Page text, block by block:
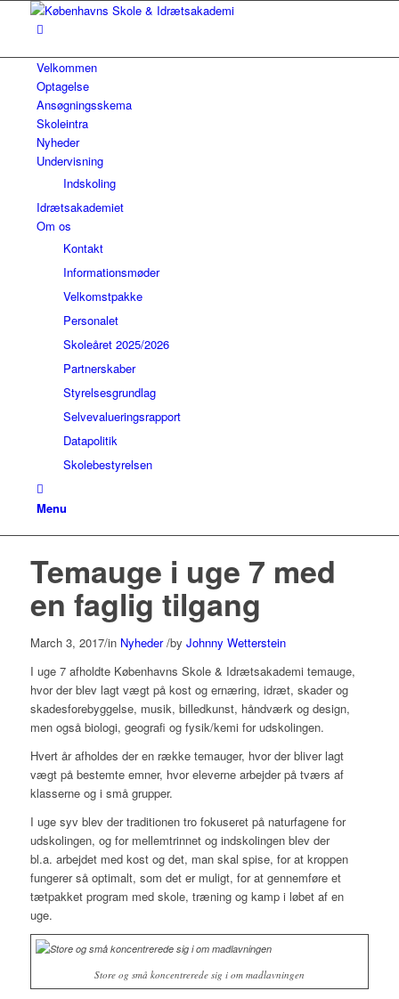
Velkommen
Optagelse
Ansøgningsskema
Skoleintra
Nyheder
Undervisning
Indskoling
Idrætsakademiet
Om os
Kontakt
Informationsmøder
Velkomstpakke
Personalet
Skoleåret 2025/2026
Partnerskaber
Styrelsesgrundlag
Selvevalueringsrapport
Datapolitik
Skolebestyrelsen
Menu
Temauge i uge 7 med
en faglig tilgang
March 3, 2017/in Nyheder /by Johnny Wetterstein
I uge 7 afholdte Københavns Skole & Idrætsakademi temauge,
hvor der blev lagt vægt på kost og ernæring, idræt, skader og
skadesforebyggelse, musik, billedkunst, håndværk og design,
men også biologi, geografi og fysik/kemi for udskolingen.
Hvert år afholdes der en række temauger, hvor der bliver lagt
vægt på bestemte emner, hvor eleverne arbejder på tværs af
klasserne og i små grupper.
I uge syv blev der traditionen tro fokuseret på naturfagene for
udskolingen, og for mellemtrinnet og indskolingen blev der
bl.a. arbejdet med kost og det, man skal spise, for at kroppen
fungerer så optimalt, som det er muligt, for at gennemføre et
tætpakket program med skole, træning og kamp i løbet af en
uge.
Store og små koncentrerede sig i om madlavningen